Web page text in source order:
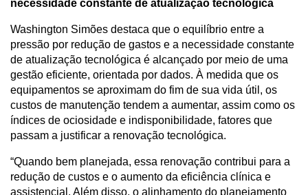
necessidade constante de atualização tecnológica
Washington Simões destaca que o equilíbrio entre a
pressão por redução de gastos e a necessidade constante
de atualização tecnológica é alcançado por meio de uma
gestão eficiente, orientada por dados. À medida que os
equipamentos se aproximam do fim de sua vida útil, os
custos de manutenção tendem a aumentar, assim como os
índices de ociosidade e indisponibilidade, fatores que
passam a justificar a renovação tecnológica.
“Quando bem planejada, essa renovação contribui para a
redução de custos e o aumento da eficiência clínica e
assistencial. Além disso, o alinhamento do planejamento